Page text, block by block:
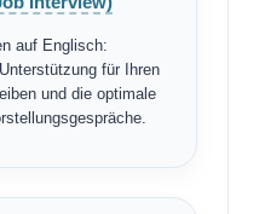
auf Englisch:
für Ihren
und die optimale